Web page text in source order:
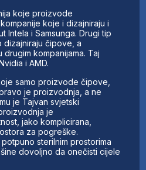
koje proizvode
koje i dizajniraju i
i Samsunga. Drugi tip
dizajniraju čipove, a
kompanijama. Taj
i AMD.
samo proizvode čipove,
je proizvodnja, a ne
je Tajvan svjetski
je
jako komplicirana,
za pogreške.
sterilnim prostorima
dovoljno da onečisti cijele